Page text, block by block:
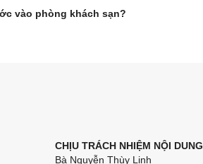
vào phòng khách sạn?
CHỊU TRÁCH NHIỆM NỘI DUNG
Bà Nguyễn Thùy Linh